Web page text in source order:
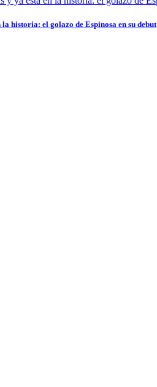
historia: el golazo de Espinosa en su debut